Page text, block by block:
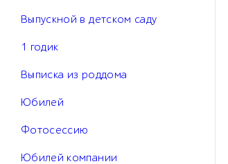
Выпускной в детском саду
1 годик
Выписка из роддома
Юбилей
Фотосессию
Юбилей компании